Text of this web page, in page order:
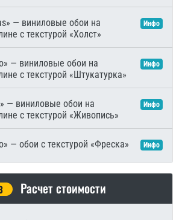
— виниловые обои на
с текстурой «Холст»
Инфо
— виниловые обои на
с текстурой «Штукатурка»
Инфо
— виниловые обои на
с текстурой «Живопись»
Инфо
— обои с текстурой «Фреска» Инфо
Расчет стоимости